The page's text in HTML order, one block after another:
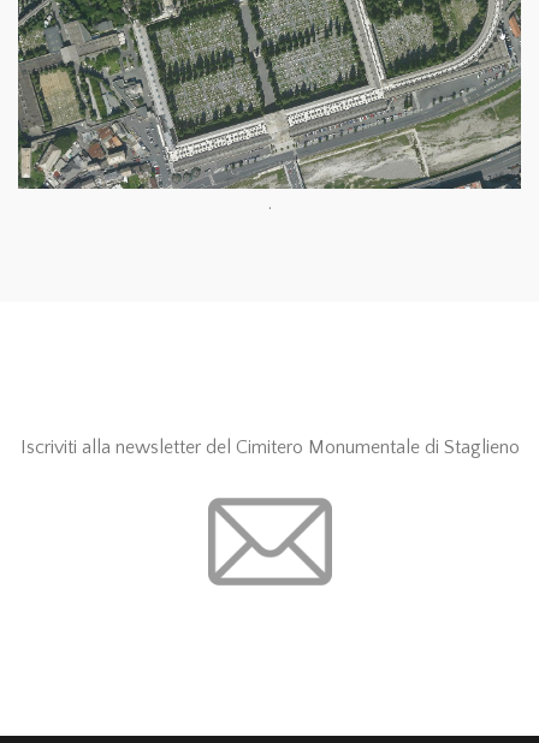
.
Iscriviti alla newsletter del Cimitero Monumentale di Staglieno